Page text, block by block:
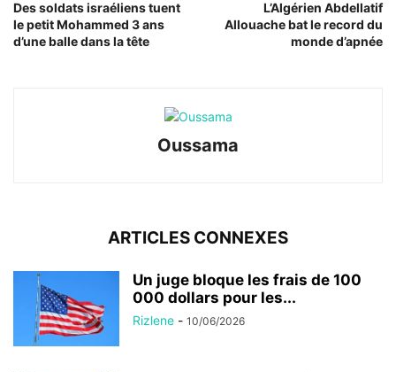
Des soldats israéliens tuent
le petit Mohammed 3 ans
d’une balle dans la tête
L’Algérien Abdellatif
Allouache bat le record du
monde d’apnée
Oussama
ARTICLES CONNEXES
Un juge bloque les frais de 100
000 dollars pour les...
Rizlene - 10/06/2026